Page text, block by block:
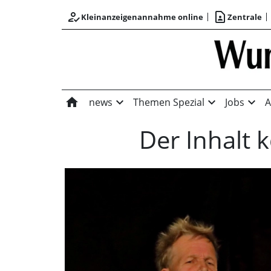
how_to_regKleinanzeigenannahme online contact_page Zentrale
home news expand_more Themen Spezial expand_more Jobs expand_more
Der Inhalt